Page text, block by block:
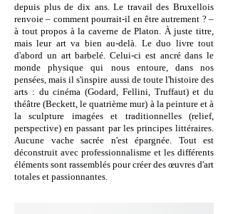
depuis plus de dix ans. Le travail des Bruxellois
renvoie – comment pourrait-il en être autrement ? –
à tout propos à la caverne de Platon. À juste titre,
mais leur art va bien au-delà. Le duo livre tout
d'abord un art barbelé. Celui-ci est ancré dans le
monde physique qui nous entoure, dans nos
pensées, mais il s'inspire aussi de toute l'histoire des
arts : du cinéma (Godard, Fellini, Truffaut) et du
théâtre (Beckett, le quatrième mur) à la peinture et à
la sculpture imagées et traditionnelles (relief,
perspective) en passant par les principes littéraires.
Aucune vache sacrée n'est épargnée. Tout est
déconstruit avec professionnalisme et les différents
éléments sont rassemblés pour créer des œuvres d'art
totales et passionnantes.